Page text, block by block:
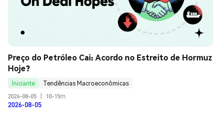
Preço do Petróleo Cai: Acordo no Estreito de Hormuz
Hoje?
Iniciante
Tendências Macroeconômicas
2026-08-05
10-15m
2026-08-05